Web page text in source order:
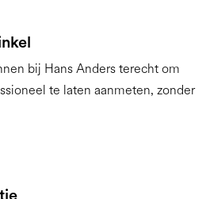
bij Hans Anders terecht om
te laten aanmeten, zonder